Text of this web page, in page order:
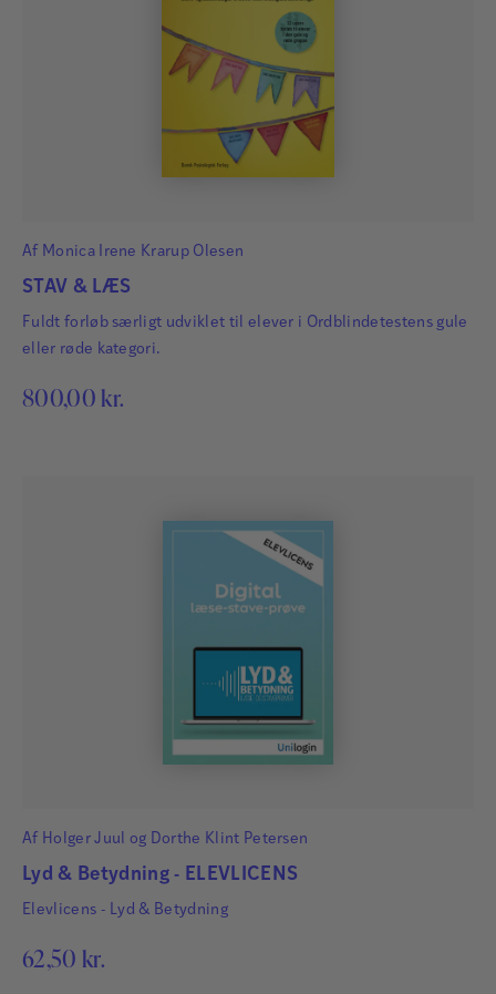
Af Monica Irene Krarup Olesen
STAV & LÆS
Fuldt forløb særligt udviklet til elever i Ordblindetestens gule
eller røde kategori.
800,00 kr.
Af Holger Juul og Dorthe Klint Petersen
Lyd & Betydning - ELEVLICENS
Elevlicens - Lyd & Betydning
62,50 kr.